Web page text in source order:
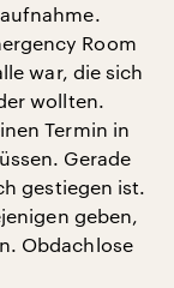
Room
war, die sich
wollten.
Termin in
Gerade
gestiegen ist.
geben,
Obdachlose